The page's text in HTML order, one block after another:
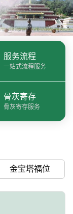
服务流程
一站式流程服务
骨灰寄存
骨灰寄存服务
金宝塔福位